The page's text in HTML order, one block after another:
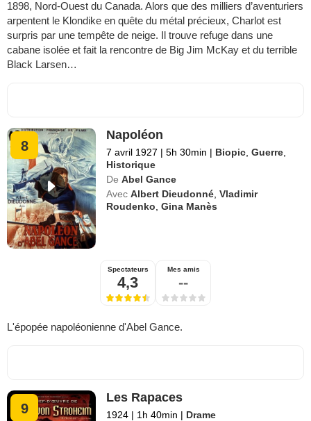
1898, Nord-Ouest du Canada. Alors que des milliers d’aventuriers
arpentent le Klondike en quête du métal précieux, Charlot est
surpris par une tempête de neige. Il trouve refuge dans une
cabane isolée et fait la rencontre de Big Jim McKay et du terrible
Black Larsen…
8
Napoléon
7 avril 1927 | 5h 30min | Biopic ,Guerre
Historique
De Abel Gance
Avec Albert Dieudonné ,Vladimir
Roudenko ,Gina Manès
Spectateurs
4,3
Mes amis
--
L'épopée napoléonienne d'Abel Gance.
9
Les Rapaces
1924 | 1h 40min | Drame